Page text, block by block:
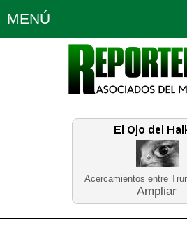
Acercamientos entre
Ampliar
MENÚ
Política Opinión
Planeta Tierra
Educación